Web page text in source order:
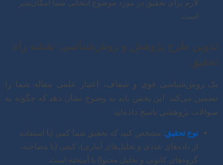
لازم برای تحقیق در مورد موضوع انتخابی شما امکان‌پذیر
است.
تدوین طرح پژوهش و روش‌شناسی: نقشه راه
تحقیق
یک روش‌شناسی قوی و شفاف، اعتبار علمی مقاله شما را
تضمین می‌کند. این بخش باید به وضوح نشان دهد که چگونه به
سوالات پژوهشی پاسخ داده‌اید.
نوع تحقیق: مشخص کنید که تحقیق شما کمی (با استفاده
از داده‌های عددی و تحلیل‌های آماری)، کیفی (با مصاحبه،
گروه‌های کانونی و تحلیل محتوا) یا آمیخته است.